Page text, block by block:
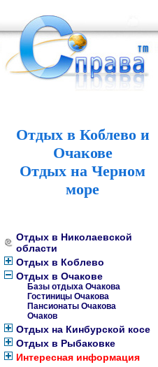
Отдых в Коблево и
Очакове
Отдых на Черном
море
Отдых в Николаевской
области
Отдых в Коблево
Отдых в Очакове
Базы отдыха Очакова
Гостиницы Очакова
Пансионаты Очакова
Очаков
Отдых на Кинбурской косе
Отдых в Рыбаковке
Интересная информация